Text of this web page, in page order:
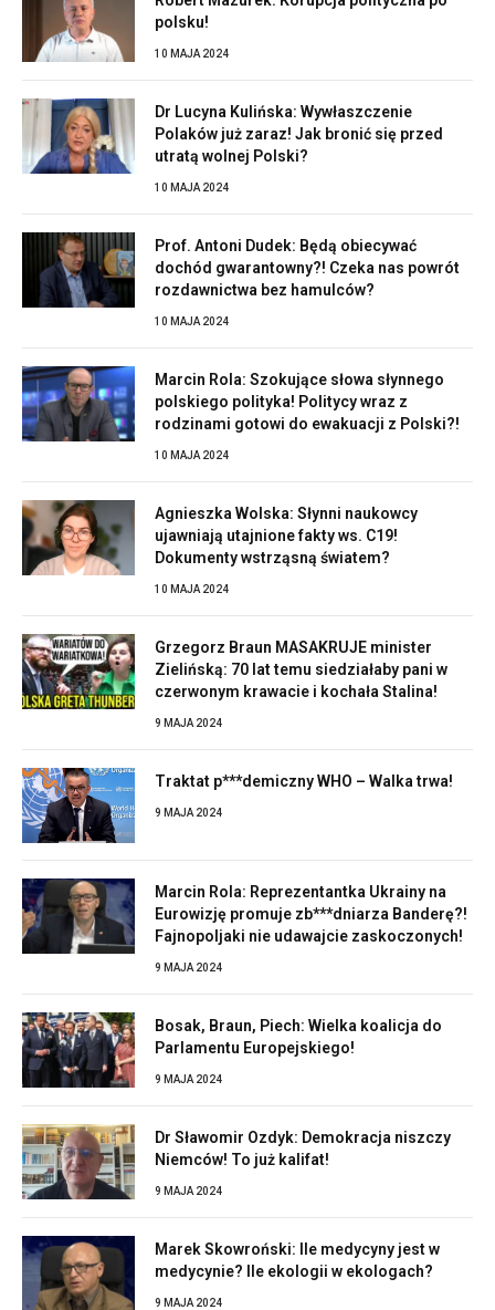
polsku!
10 MAJA 2024
Dr Lucyna Kulińska: Wywłaszczenie
Polaków już zaraz! Jak bronić się przed
utratą wolnej Polski?
10 MAJA 2024
Prof. Antoni Dudek: Będą obiecywać
dochód gwarantowny?! Czeka nas powrót
rozdawnictwa bez hamulców?
10 MAJA 2024
Marcin Rola: Szokujące słowa słynnego
polskiego polityka! Politycy wraz z
rodzinami gotowi do ewakuacji z Polski?!
10 MAJA 2024
Agnieszka Wolska: Słynni naukowcy
ujawniają utajnione fakty ws. C19!
Dokumenty wstrząsną światem?
10 MAJA 2024
Grzegorz Braun MASAKRUJE minister
Zielińską: 70 lat temu siedziałaby pani w
czerwonym krawacie i kochała Stalina!
9 MAJA 2024
Traktat p***demiczny WHO – Walka trwa!
9 MAJA 2024
Marcin Rola: Reprezentantka Ukrainy na
Eurowizję promuje zb***dniarza Banderę?!
Fajnopoljaki nie udawajcie zaskoczonych!
9 MAJA 2024
Bosak, Braun, Piech: Wielka koalicja do
Parlamentu Europejskiego!
9 MAJA 2024
Dr Sławomir Ozdyk: Demokracja niszczy
Niemców! To już kalifat!
9 MAJA 2024
Marek Skowroński: Ile medycyny jest w
medycynie? Ile ekologii w ekologach?
9 MAJA 2024